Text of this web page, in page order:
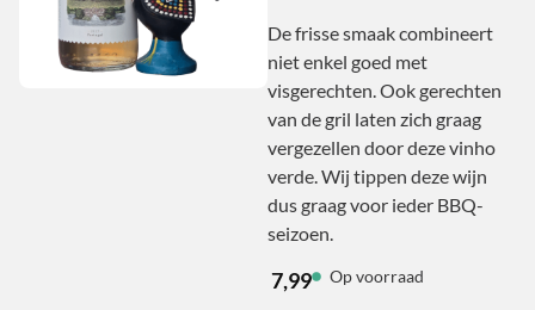
De frisse smaak combineert
niet enkel goed met
visgerechten. Ook gerechten
van de gril laten zich graag
vergezellen door deze vinho
verde. Wij tippen deze wijn
dus graag voor ieder BBQ-
seizoen.
7,99 Op voorraad